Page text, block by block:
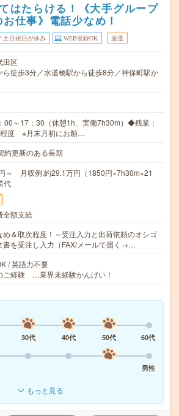
はたらける！《大手グループ
仕事》電話少なめ！
土日祝日が休み WEB登録OK 派遣
田区
ら徒歩3分／水道橋駅から徒歩8分／神保町駅か
00～17：30（休憩1h、実働7h30m）◆残業：
度 ※月末月初にお願…
約更新のある長期
～ 月収例:約29.1万円（1850円×7h30m×21
代
全額支給
め＆取次程度！～受注入力と出荷依頼のオシゴ
書を受注し入力（FAX/メールで届く→…
/ 英語力不要
経験 …業界未経験かんげい！
30代 40代 50代
60代
男性
もっと見る